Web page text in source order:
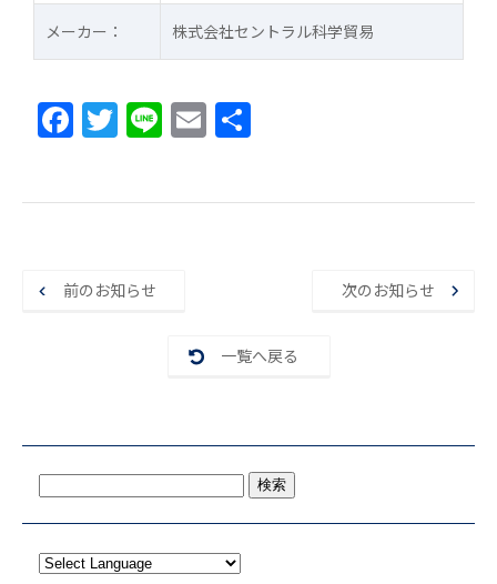
メーカー： 株式会社セントラル科学貿易
F
a
c
o
T
w
itt
Li
n
e
E
m
ai
前のお知らせ 次のお知らせ
一覧へ戻る